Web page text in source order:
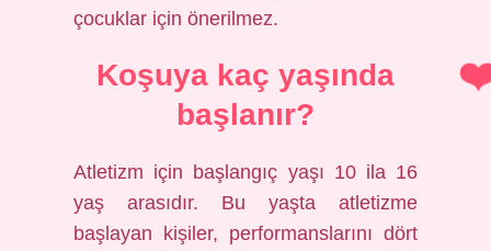
çocuklar için önerilmez.
Koşuya kaç yaşında
başlanır?
Atletizm için başlangıç ​​yaşı 10 ila 16
yaş arasıdır. Bu yaşta atletizme
başlayan kişiler, performanslarını dört